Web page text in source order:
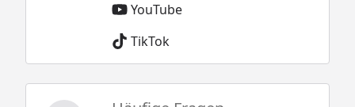
YouTube
TikTok